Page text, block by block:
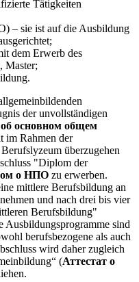
Tätigkeiten
– sie ist auf die Ausbildung
dem Erwerb des
Master;
der unvollständigen
основном общем
im Rahmen der
überzugehen
"Diplom der
о НПО zu erwerben.
mittlere Berufsbildung an
und nach drei bis vier
Berufsbildung"
Ausbildungsprogramme sind
berufsbezogene als auch
wird daher zugleich
(Аттестат о